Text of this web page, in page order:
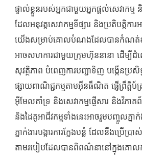
ផ្ទាល់ខ្លួនរបស់អ្នកជាមួយអ្នកផ្តល់សេវាកម្
ដែលអនុវត្តសេវាកម្មទីផ្សារ និងប្រតិបត្តិកា
យើងសម្រាប់គោលបំណងដែលបានកំណត់
អាចសហការជាមួយក្រុមហ៊ុននានា ដើម្បីដំណ
សុវត្ថិភាព បំពេញការបញ្ជាទិញ បង្កើនប្រសិទ្
ផ្សាយពាណិជ្ជកម្មតាមអ៊ីនធឺណិត ផ្ញើព្រឹត្តិប័
អ៊ីមែលគាំទ្រ និងសេវាកម្មផ្ញើសារ និងវិភាគ
និងដៃគូអាជីវកម្មទាំងនេះអាចរួមបញ្ចូលភ្នា
ភ្នាក់ងារបង្ការការក្លែងបន្លំ ដែលនឹងប្រើប្
តាមរបៀបដែលបានពិពណ៌នានៅក្នុងគោល